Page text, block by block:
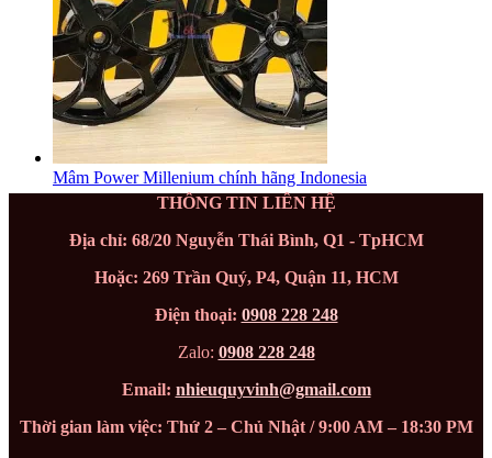
Mâm Power Millenium chính hãng Indonesia
THÔNG TIN LIÊN HỆ
Địa chỉ: 68/20 Nguyễn Thái Bình, Q1 - TpHCM
Hoặc: 269 Trần Quý, P4, Quận 11, HCM
Điện thoại: 0908 228 248
Zalo: 0908 228 248
Email: nhieuquyvinh@gmail.com
Thời gian làm việc: Thứ 2 – Chủ Nhật / 9:00 AM – 18:30 PM